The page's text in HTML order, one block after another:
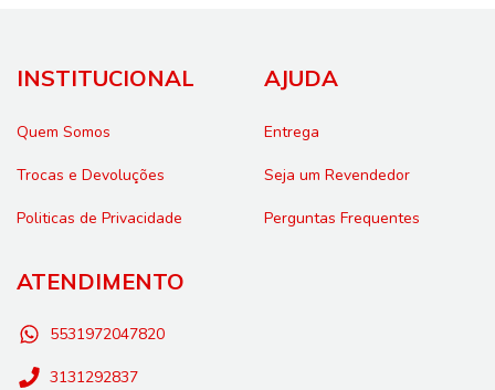
INSTITUCIONAL
Quem Somos
Trocas e Devoluções
Politicas de Privacidade
AJUDA
Entrega
Seja um Revendedor
Perguntas Frequentes
ATENDIMENTO
5531972047820
3131292837